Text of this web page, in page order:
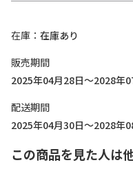
在庫
在庫あり
販売期間
2025年04月28日～2028年
配送期間
2025年04月30日～2028年
この商品を見た人は